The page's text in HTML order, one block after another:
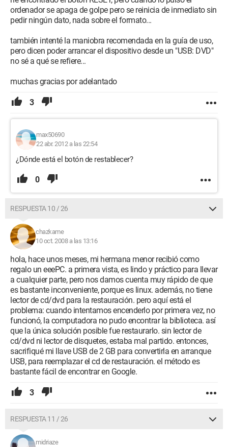
ordenador se apaga de golpe pero se reinicia de inmediato sin
pedir ningún dato, nada sobre el formato...
también intenté la maniobra recomendada en la guía de uso,
pero dicen poder arrancar el dispositivo desde un "USB: DVD"
no sé a qué se refiere...
muchas gracias por adelantado
3
max50690
22 abr. 2012 a las 22:54
¿Dónde está el botón de restablecer?
0
RESPUESTA 10 / 26
chazkame
10 oct. 2008 a las 13:16
hola, hace unos meses, mi hermana menor recibió como
regalo un eeePC. a primera vista, es lindo y práctico para llevar
a cualquier parte, pero nos damos cuenta muy rápido de que
es bastante inconveniente, porque es linux. además, no tiene
lector de cd/dvd para la restauración. pero aquí está el
problema: cuando intentamos encenderlo por primera vez, no
funcionó, la computadora no pudo encontrar la biblioteca. así
que la única solución posible fue restaurarlo. sin lector de
cd/dvd ni lector de disquetes, estaba mal partido. entonces,
sacrifiqué mi llave USB de 2 GB para convertirla en arranque
USB, para reemplazar el cd de restauración. el método es
bastante fácil de encontrar en Google.
3
RESPUESTA 11 / 26
midriaze